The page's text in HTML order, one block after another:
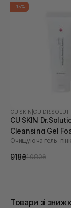
-15%
CU SKIN CU
CU SKIN
Cleansing Gel
Очищуюча гель-
918₴1 080₴
Товари зі